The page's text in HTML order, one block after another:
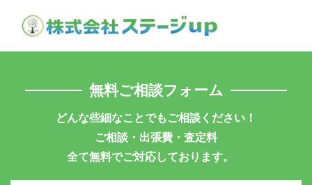
無料ご相談フォーム
どんな些細なことでもご相談ください！
ご相談・出張費・査定料
全て無料でご対応しております。